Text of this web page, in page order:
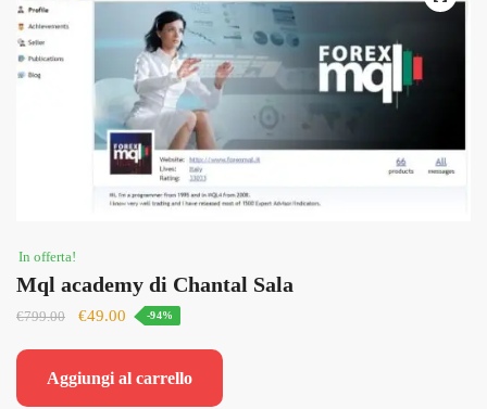
In offerta!
Mql academy di Chantal Sala
€799.00
Il
era:
€49.00 Il
è:
-94%
Aggiungi al carrello